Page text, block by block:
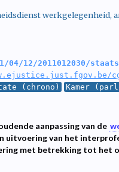
werkgelegenheid,
04/12/2011012030/
(chrono) Kamer
aanpassing van de
uitvoering van het
met betrekking tot het